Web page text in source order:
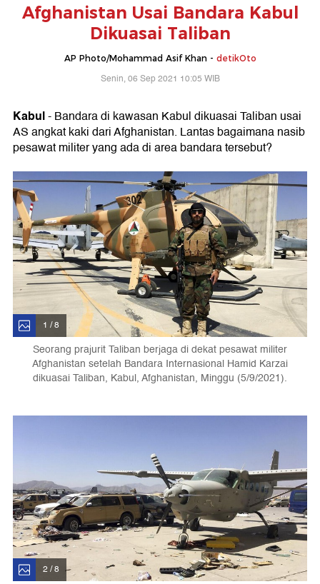
Afghanistan Usai Bandara Kabul
Dikuasai Taliban
AP Photo/Mohammad Asif Khan - detikOto
Senin, 06 Sep 2021 10:05 WIB
Kabul- Bandara di kawasan Kabul dikuasai Taliban usai
AS angkat kaki dari Afghanistan. Lantas bagaimana nasib
pesawat militer yang ada di area bandara tersebut?
1 / 8
Seorang prajurit Taliban berjaga di dekat pesawat militer
Afghanistan setelah Bandara Internasional Hamid Karzai
dikuasai Taliban, Kabul, Afghanistan, Minggu (5/9/2021).
2 / 8